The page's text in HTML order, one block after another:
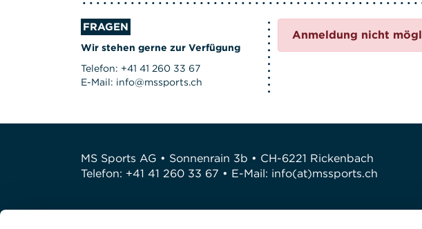
Anmeldung nicht
FRAGEN
Wir stehen gerne zur Verfügung
Telefon: +41 41 260 33 67
E-Mail: info@mssports.ch
MS Sports AG • Sonnenrain 3b • CH-6221 Rickenbach
Telefon: +41 41 260 33 67 • E-Mail: info(at)mssports.ch